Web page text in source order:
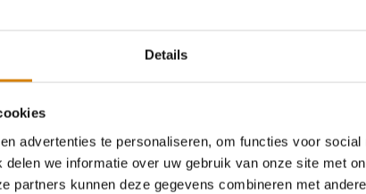
Details
advertenties te personaliseren, om functies voor social
we informatie over uw gebruik van onze site met
partners kunnen deze gegevens combineren met
plantenveredeling en
ontwikkeling centraal stonden.Als auteur
over wilde bijen, hommels, biodiversiteit,
voor onze voedselvoorziening en ecosystemen.
workshops en excursies over bijen en
om bewuster om te gaan met natuur en zelf bij
Als auteur deelt Jaap toegankelijke en
Bekijk ook